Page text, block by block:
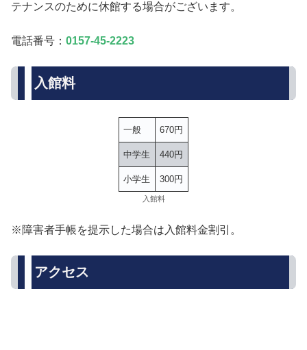
テナンスのために休館する場合がございます。
電話番号： 0157-45-2223
入館料
一般 670円
中学生 440円
小学生 300円
入館料
※障害者手帳を提示した場合は入館料金割引。
アクセス